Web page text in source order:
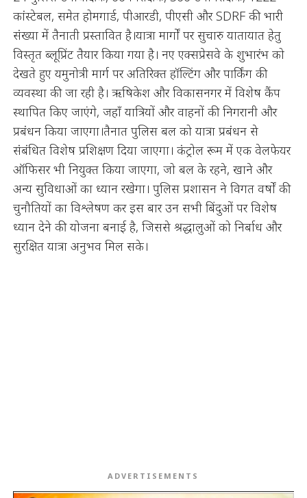
कांस्टेबल, समेत होमगार्ड, पीआरडी, पीएसी और SDRF की भारी
संख्या में तैनाती प्रस्तावित है।यात्रा मार्गों पर सुचारु यातायात हेतु
विस्तृत ब्लूप्रिंट तैयार किया गया है। नए एक्सप्रेसवे के शुभारंभ को
देखते हुए यमुनोत्री मार्ग पर अतिरिक्त हॉल्टिंग और पार्किंग की
व्यवस्था की जा रही है। ऋषिकेश और विकासनगर में विशेष कैंप
स्थापित किए जाएंगे, जहाँ यात्रियों और वाहनों की निगरानी और
प्रबंधन किया जाएगा।तैनात पुलिस बल को यात्रा प्रबंधन से
संबंधित विशेष प्रशिक्षण दिया जाएगा। कंट्रोल रूम में एक वेलफेयर
ऑफिसर भी नियुक्त किया जाएगा, जो बल के रहने, खाने और
अन्य सुविधाओं का ध्यान रखेगा। पुलिस प्रशासन ने विगत वर्षों की
चुनौतियों का विश्लेषण कर इस बार उन सभी बिंदुओं पर विशेष
ध्यान देने की योजना बनाई है, जिससे श्रद्धालुओं को निर्बाध और
सुरक्षित यात्रा अनुभव मिल सके।
ADVERTISEMENTS